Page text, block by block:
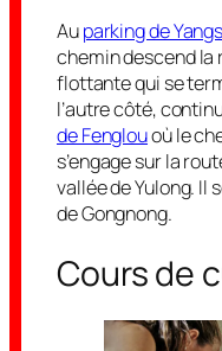
Auparking de
chemin descend la
flottante qui se
l’autre côté,
de Fenglouoù le
s’engage sur la
vallée de Yulong. Il
de Gongnong.
Cours de